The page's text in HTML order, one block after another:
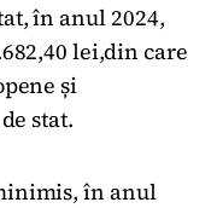
în anul 2024,
lei,din care
și
stat.
în anul